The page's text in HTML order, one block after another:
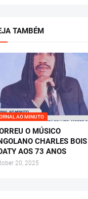
TAMBÉM
AO MINUTO
O MÚSICO
CHARLES BOIS
AOS 73 ANOS
20, 2025